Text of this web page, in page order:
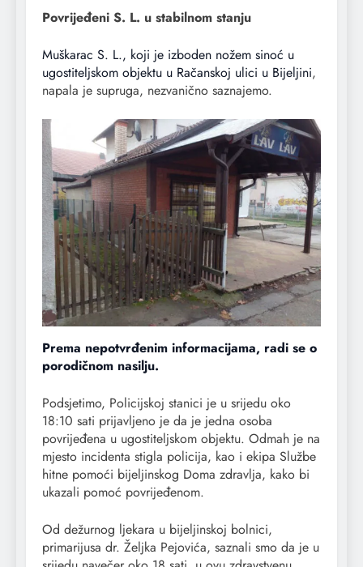
Povrijeđeni S. L. u stabilnom stanju
Muškarac S. L., koji je izboden nožem sinoć u
ugostiteljskom objektu u Račanskoj ulici u Bijeljini,
napala je supruga, nezvanično saznajemo.
Prema nepotvrđenim informacijama, radi se o
porodičnom nasilju.
Podsjetimo, Policijskoj stanici je u srijedu oko
18:10 sati prijavljeno je da je jedna osoba
povrijeđena u ugostiteljskom objektu. Odmah je na
mjesto incidenta stigla policija, kao i ekipa Službe
hitne pomoći bijeljinskog Doma zdravlja, kako bi
ukazali pomoć povrijeđenom.
Od dežurnog ljekara u bijeljinskoj bolnici,
primarijusa dr. Željka Pejovića, saznali smo da je u